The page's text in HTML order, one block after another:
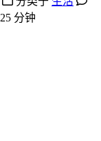
25 分钟